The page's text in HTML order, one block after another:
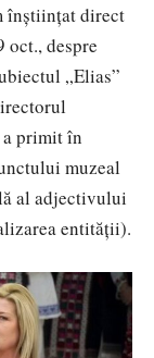
înştiinţat direct
oct., despre
„Elias”
primit în
muzeal
al adjectivului
entităţii).